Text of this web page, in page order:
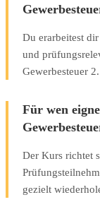
Du erarbeitest
und
Gewerbesteuer 2.
Für wen
Der Kurs richtet
gezielt